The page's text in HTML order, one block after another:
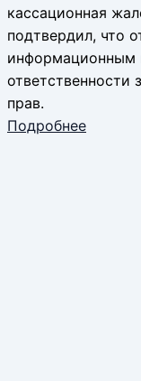
кассационная
подтвердил, что
информационным
ответственности
прав.
Подробнее